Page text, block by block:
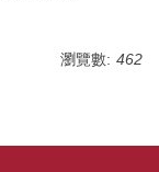
瀏覽數: 462